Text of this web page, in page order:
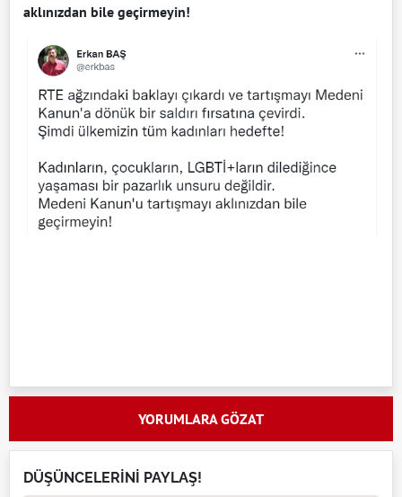
aklınızdan bile geçirmeyin!
YORUMLARA GÖZAT
DÜŞÜNCELERİNİ PAYLAŞ!